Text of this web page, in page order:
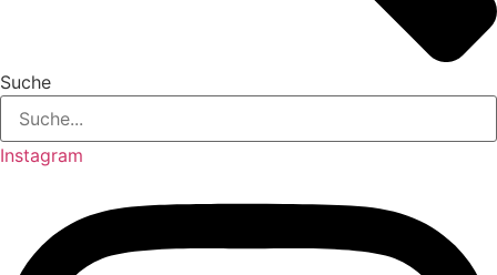
Suche
Instagram